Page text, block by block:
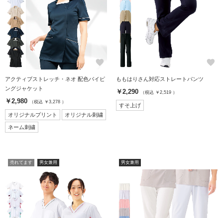
favorite
アクティブストレッチ・ネオ 配色パイピ
ングジャケット
￥2,980 （税込 ￥3,278 ）
オリジナルプリント オリジナル刺繍
ネーム刺繍
favorite
ももはりさん対応ストレートパンツ
￥2,290 （税込 ￥2,519 ）
すそ上げ
売れてます 男女兼用 男女兼用